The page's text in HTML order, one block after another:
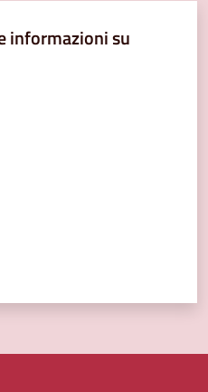
informazioni su